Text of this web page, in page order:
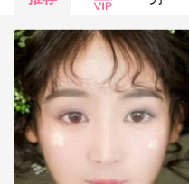
【玉兰花】 山东济南本人
【红玫】你再不来，我都
【乐园】
湖北蕲春离异大龄女征婚，
【携手到老】今天开通钻石会
【铭铭】
40岁未婚上海杨浦男征婚，外地
现居深圳罗湖区，44岁，离异，在
【张小英】 想找一个心动